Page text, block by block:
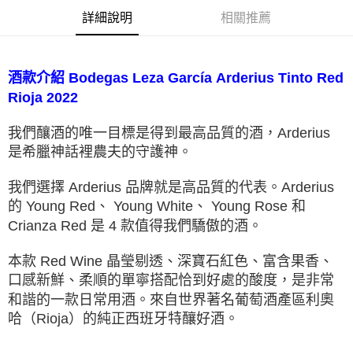
詳細說明 相關推薦
酒款介紹 Bodegas Leza García Arderius Tinto Red
Rioja 2022
我們釀酒的唯⼀⽬標是得到最⾼品質的酒，Arderius
是希臘神話裡農夫的守護神。
我們選擇 Arderius 品牌就是⾼品質的代表。Arderius
的 Young Red、 Young White、 Young Rose 和
Crianza Red 是 4 款值得我們驕傲的酒。
本款 Red Wine 晶瑩剔透、深寶石紅色、富含果香、
口感新鮮、柔順的單寧搭配恰到好處的酸度，是非常
和諧的⼀款⽇常⽤酒。來⾃世界著名葡萄酒產區利奧
哈（Rioja）的純正⻄班牙特釀好酒。